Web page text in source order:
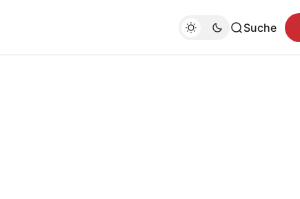
Suche